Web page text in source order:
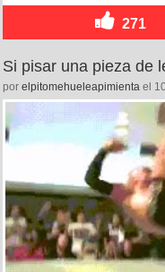
271
Si pisar una pieza de
por elpitomehueleapimienta el